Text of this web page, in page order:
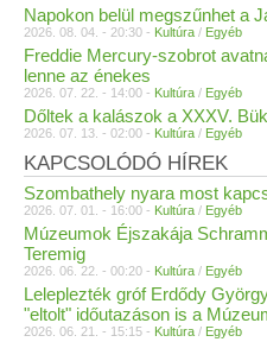
Napokon belül megszűnhet a
2026. 08. 04. - 20:30 - Kultúra / Egyéb
Freddie Mercury-szobrot
lenne az énekes
2026. 07. 22. - 14:00 - Kultúra / Egyéb
Dőltek a kalászok a XXXV.
2026. 07. 13. - 02:00 - Kultúra / Egyéb
KAPCSOLÓDÓ HÍREK
Szombathely nyara most
2026. 07. 01. - 16:00 - Kultúra / Egyéb
Múzeumok Éjszakája
Teremig
2026. 06. 22. - 00:20 - Kultúra / Egyéb
Leleplezték gróf Erdődy
"eltolt" időutazáson is a
2026. 06. 21. - 15:15 - Kultúra / Egyéb